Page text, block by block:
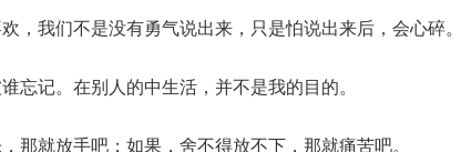
，我们不是没有勇气说出来，只是怕说出来后，会心碎
忘记。在别人的中生活，并不是我的目的。
那就放手吧；如果，舍不得放不下，那就痛苦吧。